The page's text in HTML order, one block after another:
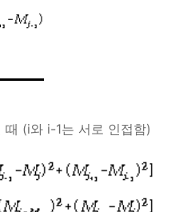
때 (i와 i-1는 서로 인접함)